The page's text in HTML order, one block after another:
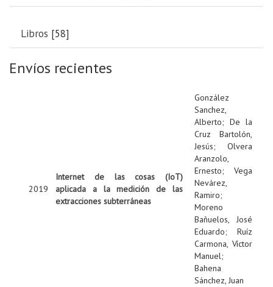
Libros [58]
Envíos recientes
2019
Internet de las cosas (IoT)
aplicada a la medición de las
extracciones subterráneas
González
Sanchez,
Alberto; De la
Cruz Bartolón,
Jesús; Olvera
Aranzolo,
Ernesto; Vega
Nevárez,
Ramiro;
Moreno
Bañuelos, José
Eduardo; Ruíz
Carmona, Víctor
Manuel;
Bahena
Sánchez, Juan